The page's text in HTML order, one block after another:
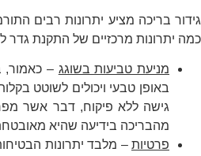
גידור בריכה מציע יתרונות רבים
כמה יתרונות מרכזיים של התקנת גדר
מניעת טביעות בשוגג – כאמור,
באופן טבעי ויכולים לשוטט
גישה ללא פיקוח, דבר אשר
מהבריכה בידיעה שהיא
פרטיות – מלבד יתרונות